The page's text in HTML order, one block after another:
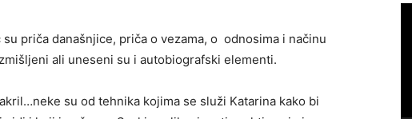
priča današnjice, priča o vezama, o odnosima i načinu
ali uneseni su i autobiografski elementi.
su od tehnika kojima se služi Katarina kako bi